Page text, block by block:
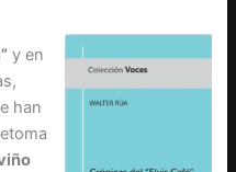
y en
han